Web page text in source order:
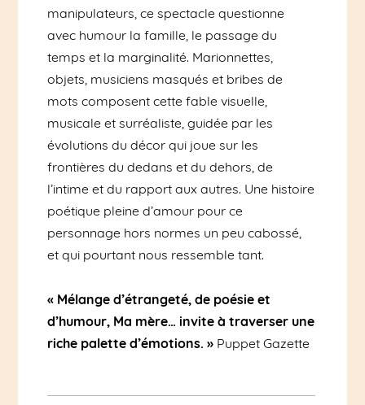
manipulateurs, ce spectacle questionne
avec humour la famille, le passage du
temps et la marginalité. Marionnettes,
objets musiciens masqués et bribes de
mots composent cette fable visuelle,
musicale et surréaliste, guidéepar les
évolutions du décor qui joue sur les
frontières du dedans et du dehors, de
l’intime et du rapport aux autres. Une histoire
poétique pleine d’amour pour ce
personnage hors normes un peu cabossé,
et qui pourtant nous ressemble tant.
« Mélange d’étrangeté, de poésie et
d’humour, Ma mère… invite à traverser une
riche palette d’émotions. » PuppetGazette